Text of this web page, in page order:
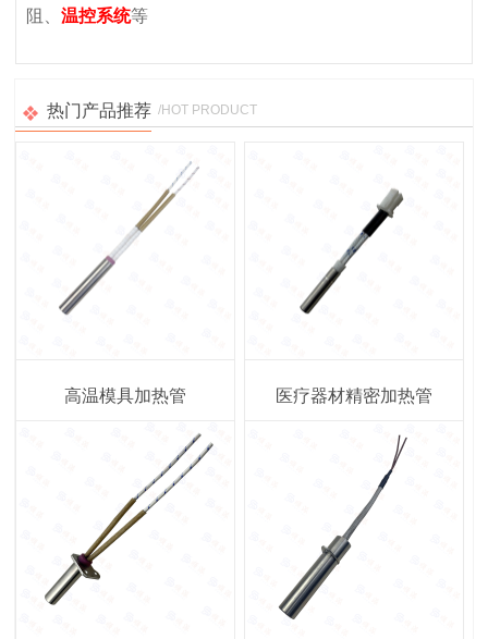
阻、 温控系统等
热门产品推荐 /HOT PRODUCT
高温模具加热管 医疗器材精密加热管